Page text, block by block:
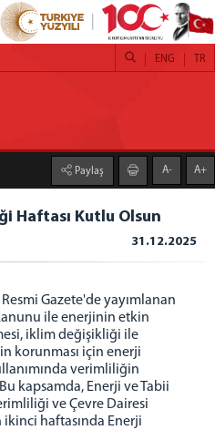
Müdürlüğü
TR
ENG
Paylaş A- A+
Haftası Kutlu Olsun
31.12.2025
Gazete'de yayımlanan
ile enerjinin etkin
iklim değişikliği ile
korunması için enerji
verimliliğin
kapsamda, Enerji ve Tabii
ve Çevre Dairesi
ikinci haftasında Enerji